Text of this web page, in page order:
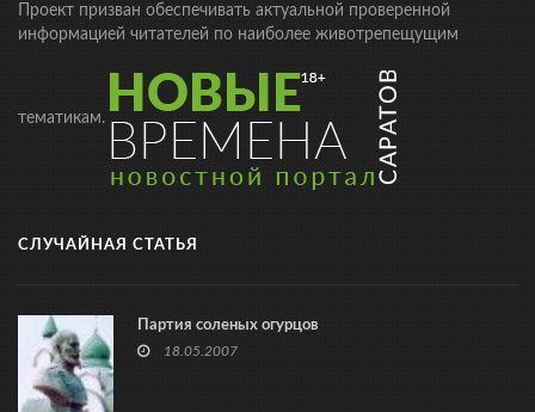
Проект призван обеспечивать актуальной проверенной
информацией читателей по наиболее животрепещущим
тематикам.
СЛУЧАЙНАЯ СТАТЬЯ
Партия соленых огурцов
18.05.2007